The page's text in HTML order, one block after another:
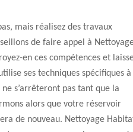
mais réalisez des travaux
de faire appel à
en ces compétences et
ses techniques spécifiques à
s’arrêteront pas tant que la
alors que votre réservoir
de nouveau. Nettoyage